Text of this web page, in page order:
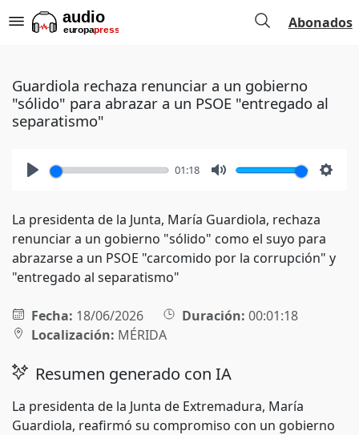
Abonados
Guardiola rechaza renunciar a un gobierno
"sólido" para abrazar a un PSOE "entregado al
separatismo"
01:18
La presidenta de la Junta, María Guardiola, rechaza
renunciar a un gobierno "sólido" como el suyo para
abrazarse a un PSOE "carcomido por la corrupción" y
"entregado al separatismo"
Fecha: 18/06/2026 Duración: 00:01:18
Localización: MÉRIDA
Resumen generado con IA
La presidenta de la Junta de Extremadura, María
Guardiola, reafirmó su compromiso con un gobierno